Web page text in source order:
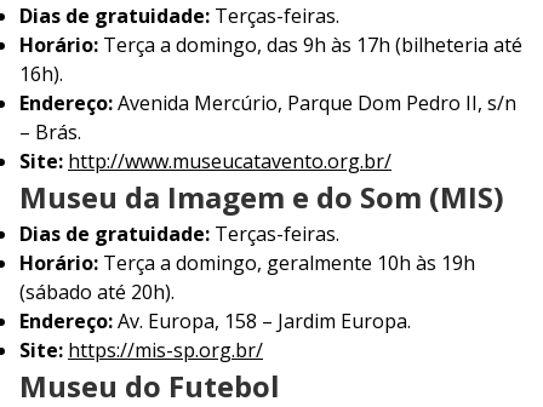
Dias de gratuidade: Terças-feiras.
Horário: Terça a domingo, das 9h às 17h (bilheteria até
16h).
Endereço:Avenida Mercúrio, Parque Dom Pedro II, s/n
– Brás.
Site: http://www.museucatavento.org.br/
Museu da Imagem e do Som (MIS)
Dias de gratuidade: Terças-feiras.
Horário: Terça a domingo, geralmente 10h às 19h
(sábado até 20h).
Endereço:Av. Europa, 158 – Jardim Europa.
Site: https://mis-sp.org.br/
Museu do Futebol